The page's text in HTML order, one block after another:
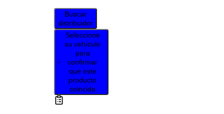
Buscar
distribuidor
Seleccione
su vehículo
para
confirmar
que este
producto
coincide